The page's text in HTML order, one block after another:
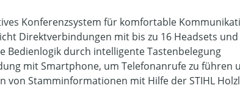
Konferenzsystem für komfortable
Direktverbindungen mit bis zu 16 Headsets und
Bedienlogik durch intelligente Tastenbelegung
mit Smartphone, um Telefonanrufe zu führen
von Stamminformationen mit Hilfe der STIHL